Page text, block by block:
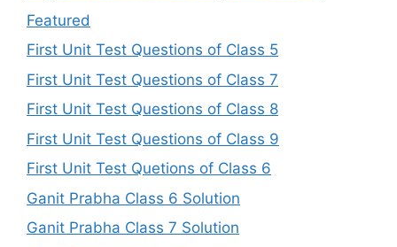
Featured
First Unit Test Questions of Class 5
First Unit Test Questions of Class 7
First Unit Test Questions of Class 8
First Unit Test Questions of Class 9
First Unit Test Quetions of Class 6
Ganit Prabha Class 6 Solution
Ganit Prabha Class 7 Solution